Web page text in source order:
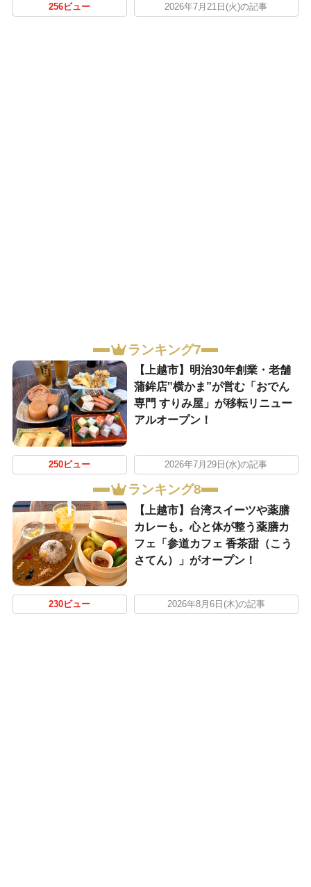
256ビュー 2026年7月21日(火)の記事
ランキング7
【上越市】明治30年創業・老舗
蒲鉾店‟横かま”が営む「おでん
専門 すりみ屋」が移転リニュー
アルオープン！
250ビュー 2026年7月29日(水)の記事
ランキング8
【上越市】台湾スイーツや薬膳
カレーも。心と体が整う薬膳カ
フェ「参道カフェ 香茶甜（こう
さてん）」がオープン！
230ビュー 2026年8月6日(木)の記事